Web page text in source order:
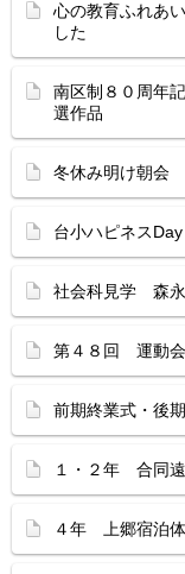
心の教育ふれあ
した
南区制８０周年
選作品
冬休み明け朝会
台小ハピネスDay
社会科見学 森
第４８回 運動会
前期終業式・後
１・２年 合同
４年 上郷宿泊